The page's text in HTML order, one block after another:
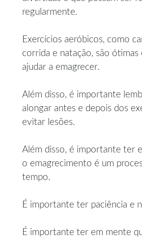
regularmente.
Exercícios aeróbicos, como
corrida e natação, são ótimas
ajudar a emagrecer.
Além disso, é importante
alongar antes e depois dos
evitar lesões.
Além disso, é importante ter
o emagrecimento é um
tempo.
É importante ter paciência e
É importante ter em mente